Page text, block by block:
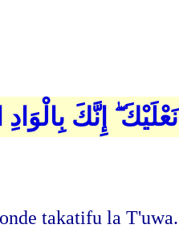
نَعْلَيْكَ ۖ إِنَّكَ
takatifu la T'uwa.